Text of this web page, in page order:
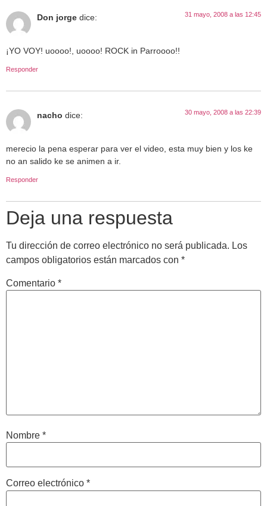
Don jorge dice: 31 mayo, 2008 a las 12:45
¡YO VOY! uoooo!, uoooo! ROCK in Parroooo!!
Responder
nacho dice: 30 mayo, 2008 a las 22:39
merecio la pena esperar para ver el video, esta muy bien y los ke
no an salido ke se animen a ir.
Responder
Deja una respuesta
Tu dirección de correo electrónico no será publicada. Los
campos obligatorios están marcados con *
Comentario *
Nombre *
Correo electrónico *